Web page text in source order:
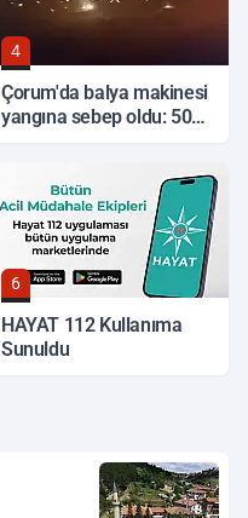
4
Çorum'da balya makinesi
yangına sebep oldu: 500
6
HAYAT 112 Kullanıma
Sunuldu